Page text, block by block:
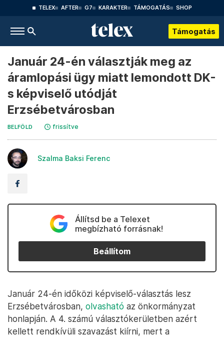
TELEX AFTER G7 KARAKTER TÁMOGATÁS SHOP
Támogatás
Január 24-én választják meg az
áramlopási ügy miatt lemondott DK-
s képviselő utódját
Erzsébetvárosban
BELFÖLD frissítve
Szalma Baksi Ferenc
Állítsd be a Telexet
megbízható forrásnak!
Beállítom
Január 24-én időközi képviselő-választás lesz
Erzsébetvárosban, olvasható az önkormányzat
honlapján. A 4. számú választókerületben azért
kellett rendkívüli szavazást kiírni, mert a